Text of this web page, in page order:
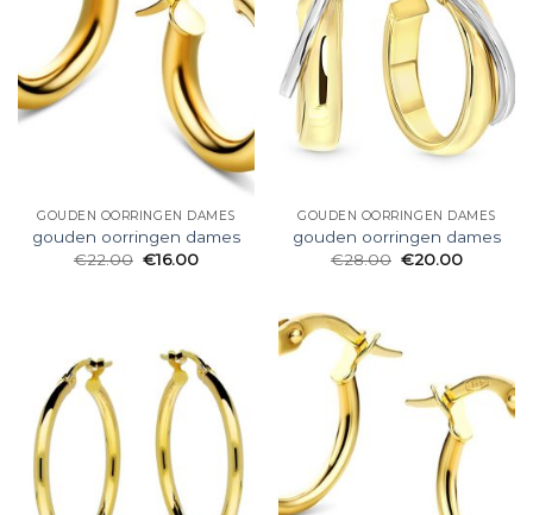
GOUDEN OORRINGEN DAMES
gouden oorringen dames
€22.00 €16.00
GOUDEN OORRINGEN DAMES
gouden oorringen dames
€28.00 €20.00